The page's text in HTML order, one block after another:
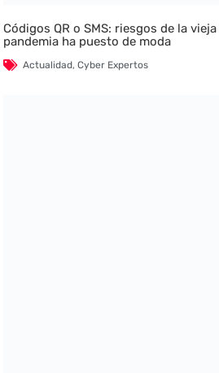
Códigos QR o SMS: riesgos de la
pandemia ha puesto de moda
Actualidad,Cyber Expertos